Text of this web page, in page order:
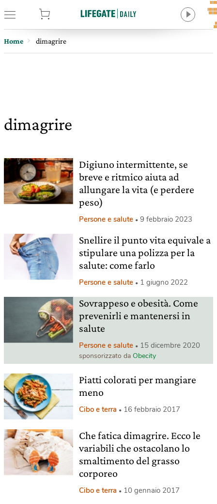
Home dimagrire
dimagrire
Digiuno intermittente, se
breve e ritmico aiuta ad
allungare la vita (e perdere
peso)
Persone e salute 9 febbraio 2023
Snellire il punto vita equivale a
stipulare una polizza per la
salute: come farlo
Persone e salute 1 giugno 2022
Sovrappeso e obesità. Come
prevenirli e mantenersi in
salute
Persone e salute 15 dicembre 2020
sponsorizzato da Obecity
Piatti colorati per mangiare
meno
Cibo e terra 16 febbraio 2017
Che fatica dimagrire. Ecco le
variabili che ostacolano lo
smaltimento del grasso
corporeo
Cibo e terra 10 gennaio 2017